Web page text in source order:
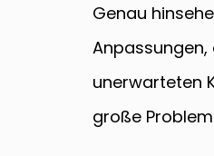
Genau
unerwarteten
große